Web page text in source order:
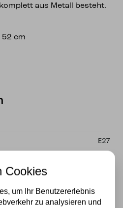
aus Metall besteht.
cm
E27
Cookies
um Ihr Benutzererlebnis
zu analysieren und